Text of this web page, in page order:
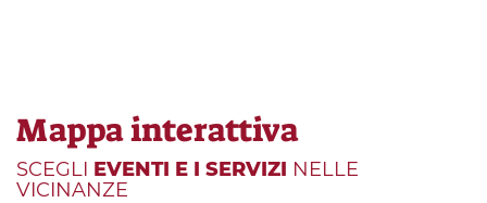
Mappa interattiva
SCEGLI EVENTI E I SERVIZI NELLE
VICINANZE